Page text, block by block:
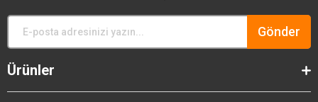
Gönder
Ürünler